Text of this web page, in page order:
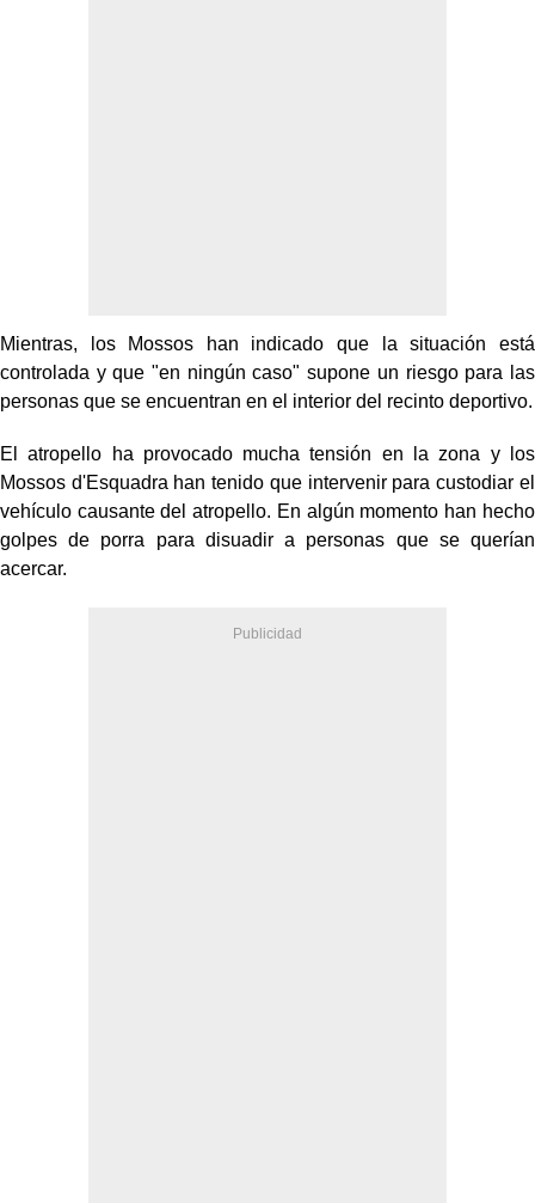
Mientras, los Mossos han indicado que la situación está
controlada y que "en ningún caso" supone un riesgo para las
personas que se encuentran en el interior del recinto deportivo.
El atropello ha provocado mucha tensión en la zona y los
Mossos d'Esquadra han tenido que intervenir para custodiar el
vehículo causante del atropello. En algún momento han hecho
golpes de porra para disuadir a personas que se querían
acercar.